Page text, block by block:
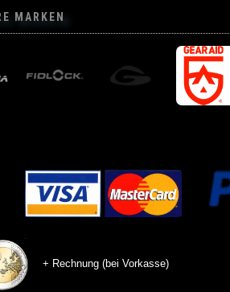
MARKEN
+ Rechnung (bei Vorkasse)